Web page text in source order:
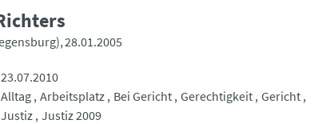
28.01.2005
23.07.2010
Alltag Arbeitsplatz Bei Gericht Gerechtigkeit Gericht
Justiz Justiz 2009